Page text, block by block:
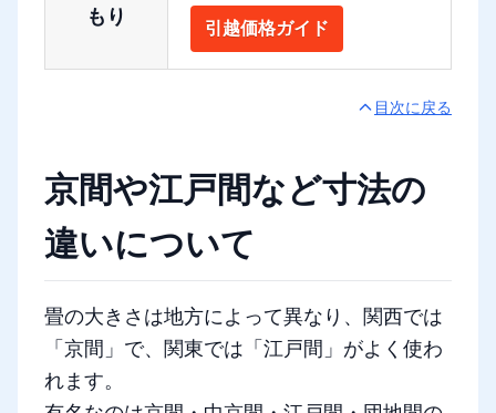
もり
引越価格ガイド
目次に戻る
京間や江戸間など寸法の
違いについて
畳の大きさは地方によって異なり、関西では
「京間」で、関東では「江戸間」がよく使わ
れます。